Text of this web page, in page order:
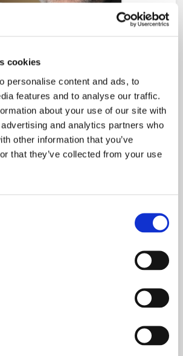
cookies
personalise content and ads, to
features and to analyse our traffic.
about your use of our site with
and analytics partners who
other information that you’ve
that they’ve collected from your use
wydanie)
ZAMÓW KSIĄŻKĘ